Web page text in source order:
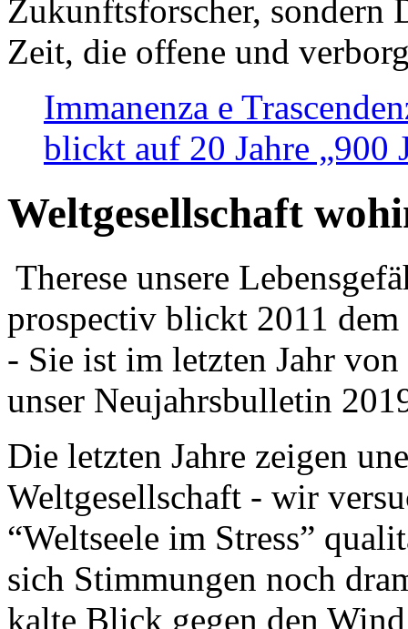
Zukunftsforscher, sondern
Zeit, die offene und
Immanenza e
blickt auf 20 Jahre „900
Weltgesellschaft
Therese unsere
prospectiv blickt 2011
- Sie ist im letzten Jahr
unser Neujahrsbulletin
Die letzten Jahre zeigen
Weltgesellschaft - wir
“Weltseele im Stress”
sich Stimmungen noch
kalte Blick gegen den